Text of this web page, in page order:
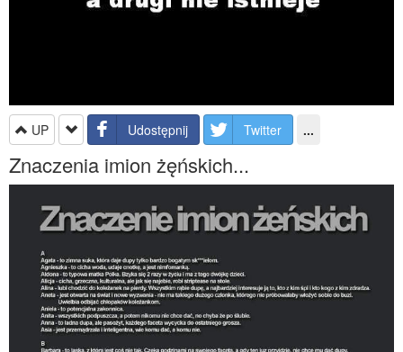
UP Udostępnij Twitter ...
Znaczenia imion żęńskich...